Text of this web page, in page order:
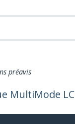
préavis
MultiMode